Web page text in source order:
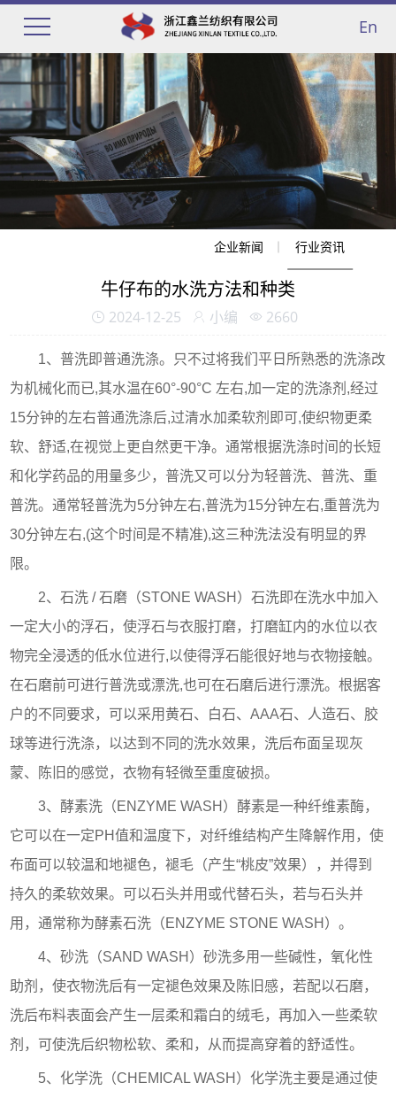
En
企业新闻 行业资讯
牛仔布的水洗方法和种类
2024-12-25 小编 2660
1、普洗即普通洗涤。只不过将我们平日所熟悉的洗涤改
为机械化而已,其水温在60°-90°C 左右,加一定的洗涤剂,经过
15分钟的左右普通洗涤后,过清水加柔软剂即可,使织物更柔
软、舒适,在视觉上更自然更干净。通常根据洗涤时间的长短
和化学药品的用量多少，普洗又可以分为轻普洗、普洗、重
普洗。通常轻普洗为5分钟左右,普洗为15分钟左右,重普洗为
30分钟左右,(这个时间是不精准),这三种洗法没有明显的界
限。
2、石洗 / 石磨（STONE WASH）石洗即在洗水中加入
一定大小的浮石，使浮石与衣服打磨，打磨缸内的水位以衣
物完全浸透的低水位进行,以使得浮石能很好地与衣物接触。
在石磨前可进行普洗或漂洗,也可在石磨后进行漂洗。根据客
户的不同要求，可以采用黄石、白石、AAA石、人造石、胶
球等进行洗涤，以达到不同的洗水效果，洗后布面呈现灰
蒙、陈旧的感觉，衣物有轻微至重度破损。
3、酵素洗（ENZYME WASH）酵素是一种纤维素酶，
它可以在一定PH值和温度下，对纤维结构产生降解作用，使
布面可以较温和地褪色，褪毛（产生“桃皮”效果），并得到
持久的柔软效果。可以石头并用或代替石头，若与石头并
用，通常称为酵素石洗（ENZYME STONE WASH）。
4、砂洗（SAND WASH）砂洗多用一些碱性，氧化性
助剂，使衣物洗后有一定褪色效果及陈旧感，若配以石磨，
洗后布料表面会产生一层柔和霜白的绒毛，再加入一些柔软
剂，可使洗后织物松软、柔和，从而提高穿着的舒适性。
5、化学洗（CHEMICAL WASH）化学洗主要是通过使